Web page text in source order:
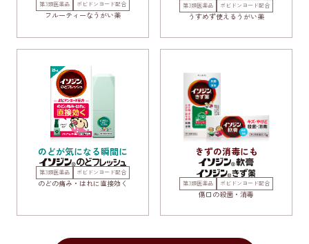
第3類医薬品 ポビドンヨード配合
フルーティーなうがい薬
第3類医薬品 ポビドンヨード配合
うすめず使えるうがい薬
のどが気になる瞬間に
第3類医薬品 ポビドンヨード配合
のどの痛み・はれに直接効く
きずの消毒にも
第3類医薬品 ポビドンヨード配合
傷口の殺菌・消毒